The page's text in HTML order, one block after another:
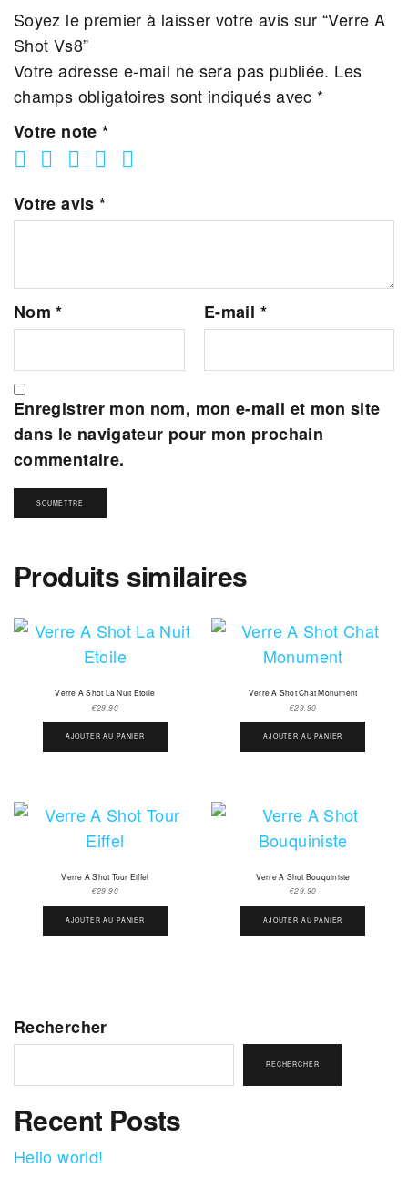
Soyez le premier à laisser votre avis sur “Verre A
Shot Vs8”
Votre adresse e-mail ne sera pas publiée. Les
champs obligatoires sont indiqués avec *
Votre note *
Votre avis *
Nom* E-mail *
Enregistrer mon nom, mon e-mail et mon site
dans le navigateur pour mon prochain
commentaire.
Produits similaires
Verre A Shot La Nuit Etoile
€29.90
AJOUTER AU PANIER
Verre A Shot Chat Monument
€29.90
AJOUTER AU PANIER
Verre A Shot Tour Eiffel
€29.90
AJOUTER AU PANIER
Verre A Shot Bouquiniste
€29.90
AJOUTER AU PANIER
Rechercher
RECHERCHER
Recent Posts
Hello world!